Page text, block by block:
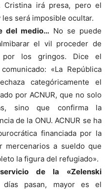
irá presa, pero el
será imposible ocultar.
del medio… No se puede
el vil proceder de
por los gringos. Dice el
«La República
categóricamente el
por ACNUR, que no solo
sino que confirma la
de la ONU. ACNUR se ha
financiada por la
mercenarios a sueldo que
la figura del refugiado».
de la «Zelenski
días pasan, mayor es el